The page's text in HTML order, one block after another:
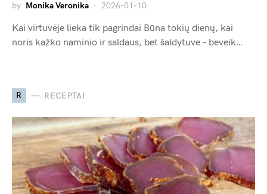
by Monika Veronika 2026-01-10
Kai virtuvėje lieka tik pagrindai Būna tokių dienų, kai
noris kažko naminio ir saldaus, bet šaldytuve – beveik…
R RECEPTAI